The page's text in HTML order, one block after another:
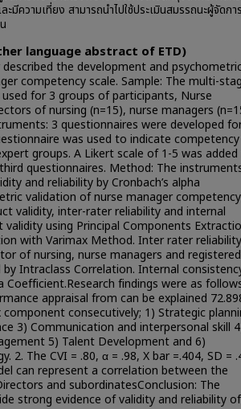
มีความเที่ยง สามารถนำไปใช้ประเมินสมรรถนะผู้จัดการ
language abstract of ETD)
the development and
competency scale. Sample: The multi-
for 3 groups of participants, Nurse
of nursing (n=15), nurse managers
3 questionnaires were developed
was used to indicate
groups. A Likert scale of 1-5 was
questionnaires. Method: The
and reliability by Cronbach’s alpha
validation of nurse manager competency
validity, inter-rater reliability and internal
validity using Principal Components
with Varimax Method. Inter rater reliability
of nursing, nurse managers and registered
by Intraclass Correlation. Internal
Coefficient.Research findings were as
appraisal from can be explained
consecutively; 1) Strategic
3) Communication and interpersonal skill
5) Talent Development and 6)
2. The CVI = .80, α = .98, X bar =.404, SD =
can represent a correlation between the
and subordinatesConclusion: The
strong evidence of validity and reliability